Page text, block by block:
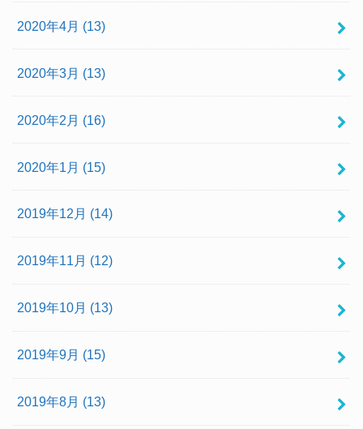
2020年4月 (13)
2020年3月 (13)
2020年2月 (16)
2020年1月 (15)
2019年12月 (14)
2019年11月 (12)
2019年10月 (13)
2019年9月 (15)
2019年8月 (13)